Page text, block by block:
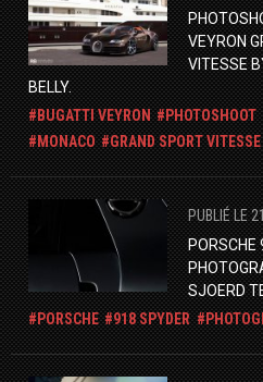
VEYRON
VITESSE
BELLY.
BUGATTI VEYRON
PHOTOSHOOT
MONACO
GRAND SPORT VITESSE
PUBLIÉ LE
PORSCHE
SJOERD
PORSCHE
918 SPYDER